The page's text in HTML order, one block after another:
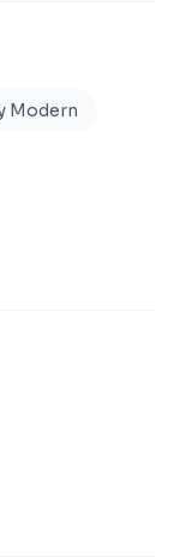
Modern